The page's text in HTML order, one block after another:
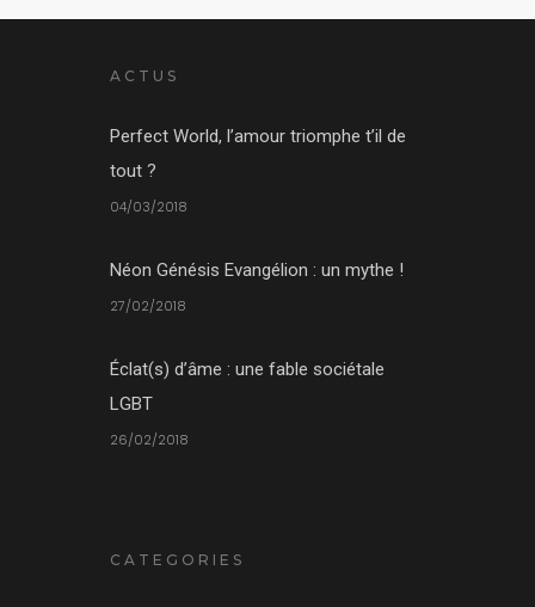
ACTUS
Perfect World, l’amour triomphe t’il de
tout ?
04/03/2018
Néon Génésis Evangélion : un mythe !
27/02/2018
Éclat(s) d’âme : une fable sociétale
LGBT
26/02/2018
CATEGORIES